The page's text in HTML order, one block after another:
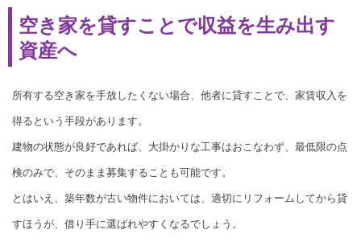
空き家を貸すことで収益を生み出す
資産へ
所有する空き家を手放したくない場合、他者に貸すことで、家賃収入を
得るという手段があります。
建物の状態が良好であれば、大掛かりな工事はおこなわず、最低限の点
検のみで、そのまま募集することも可能です。
とはいえ、築年数が古い物件においては、適切にリフォームしてから貸
すほうが、借り手に選ばれやすくなるでしょう。